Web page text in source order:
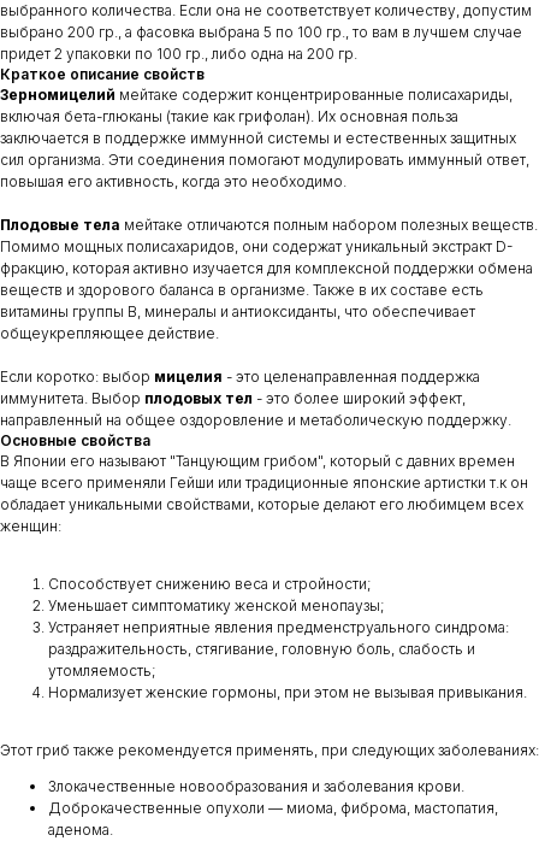
выбранного количества. Если она не соответствует количеству, допустим
выбрано 200 гр., а фасовка выбрана 5 по 100 гр., то вам в лучшем случае
придет 2 упаковки по 100 гр., либо одна на 200 гр.
Краткое описание свойств
Зерномицелий мейтаке содержит концентрированные полисахариды,
включая бета-глюканы (такие как грифолан). Их основная польза
заключается в поддержке иммунной системы и естественных защитных
сил организма. Эти соединения помогают модулировать иммунный ответ,
повышая его активность, когда это необходимо.
Плодовые тела мейтаке отличаются полным набором полезных веществ.
Помимо мощных полисахаридов, они содержат уникальный экстракт D-
фракцию, которая активно изучается для комплексной поддержки обмена
веществ и здорового баланса в организме. Также в их составе есть
витамины группы B, минералы и антиоксиданты, что обеспечивает
общеукрепляющее действие.
Если коротко: выбор мицелия - это целенаправленная поддержка
иммунитета. Выбор плодовых тел - это более широкий эффект,
направленный на общее оздоровление и метаболическую поддержку.
Основные свойства
В Японии его называют "Танцующим грибом", который с давних времен
чаще всего применяли Гейши или традиционные японские артистки т.к он
обладает уникальными свойствами, которые делают его любимцем всех
женщин:
Способствует снижению веса и стройности;
Уменьшает симптоматику женской менопаузы;
Устраняет неприятные явления предменструального синдрома:
раздражительность, стягивание, головную боль, слабость и
утомляемость;
Нормализует женские гормоны, при этом не вызывая привыкания.
Этот гриб также рекомендуется применять, при следующих заболеваниях:
Злокачественные новообразования и заболевания крови.
Доброкачественные опухоли — миома, фиброма, мастопатия,
аденома.